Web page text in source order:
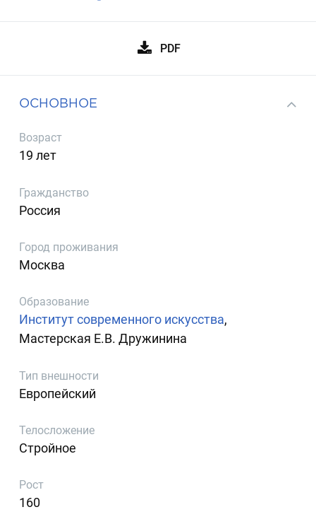
PDF
ОСНОВНОЕ
Возраст
19 лет
Гражданство
Россия
Город проживания
Москва
Образование
Институт современного искусства,
Мастерская Е.В. Дружинина
Тип внешности
Европейский
Телосложение
Стройное
Рост
160